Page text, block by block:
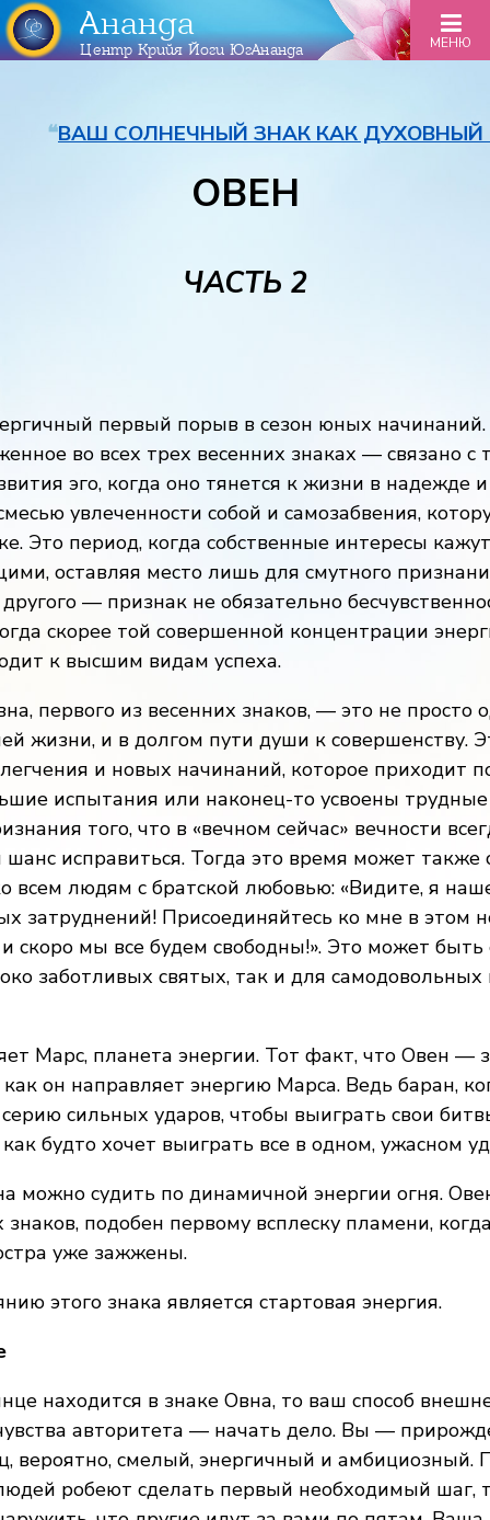
Ананда
Центр Крийя Йоги ЮгАнанда МЕНЮ
❝ВАШ СОЛНЕЧНЫЙ ЗНАК КАК ДУХОВНЫЙ
ОВЕН
ЧАСТЬ 2
первый порыв в сезон юных начинаний.
во всех трех весенних знаках — связано с
эго, когда оно тянется к жизни в надежде
увлеченности собой и самозабвения,
Это период, когда собственные интересы
оставляя место лишь для смутного
— признак не обязательно
скорее той совершенной концентрации
к высшим видам успеха.
первого из весенних знаков, — это не просто
жизни, и в долгом пути души к совершенству.
и новых начинаний, которое приходит
испытания или наконец-то усвоены трудные
того, что в «вечном сейчас» вечности
исправиться. Тогда это время может также
всем людям с братской любовью: «Видите, я
затруднений! Присоединяйтесь ко мне в этом
скоро мы все будем свободны!». Это может быть
заботливых святых, так и для самодовольных
Марс, планета энергии. Тот факт, что Овен —
он направляет энергию Марса. Ведь баран,
серию сильных ударов, чтобы выиграть свои
будто хочет выиграть все в одном, ужасном
можно судить по динамичной энергии огня.
подобен первому всплеску пламени,
уже зажжены.
этого знака является стартовая энергия.
находится в знаке Овна, то ваш способ
авторитета — начать дело. Вы —
вероятно, смелый, энергичный и амбициозный.
робеют сделать первый необходимый шаг,